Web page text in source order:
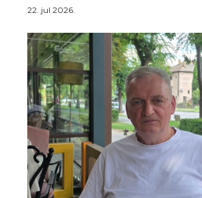
22. jul 2026.